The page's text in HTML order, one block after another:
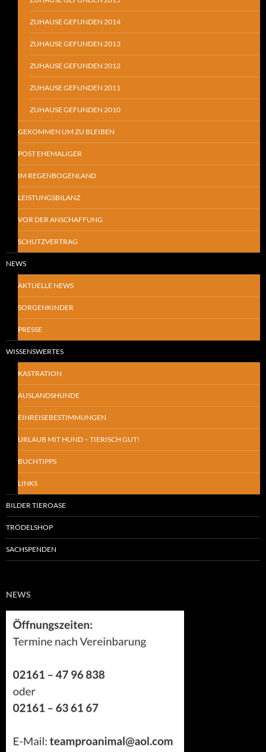
ZUHAUSE GEFUNDEN 2014
ZUHAUSE GEFUNDEN 2013
ZUHAUSE GEFUNDEN 2012
ZUHAUSE GEFUNDEN 2011
ZUHAUSE GEFUNDEN 2010
GEKOMMEN UM ZU BLEIBEN
POST EHEMALIGER
IM REGENBOGENLAND
LEISTUNGSBILANZ
VOR DER ANSCHAFFUNG
SCHUTZVERTRAG
NEWS
AKTUELLE NEWS
SORGENKINDER
PRESSE
WISSENSWERTES
KASTRATION
AUSLANDSHUNDE
EINREISEBESTIMMUNGEN
URLAUB MIT HUND – TIERISCH GUT!
BUCHTIPPS
LINKS
BILDER TIEROASE
TRÖDELSHOP
SACHSPENDEN
NEWS